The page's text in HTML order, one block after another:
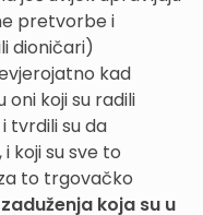
pretvorbe i
dioničari)
kad
oni koji su radili
tvrdili su da
koji su sve to
to trgovačko
koja su u